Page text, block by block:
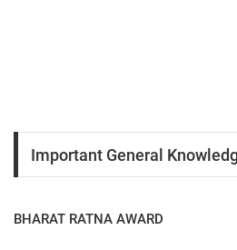
Important General
BHARAT RATNA AWARD